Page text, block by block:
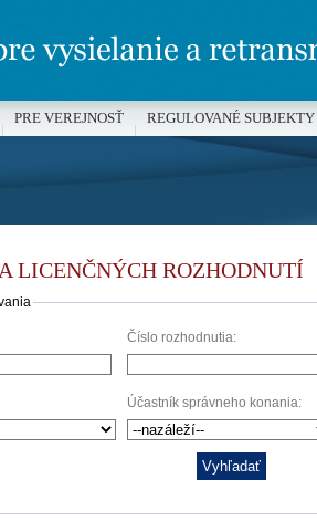
LICENČNÝCH ROZHODNUTÍ
Číslo rozhodnutia:
Účastník správneho konania:
PRE VEREJNOSŤ REGULOVANÉ SUBJEKTY